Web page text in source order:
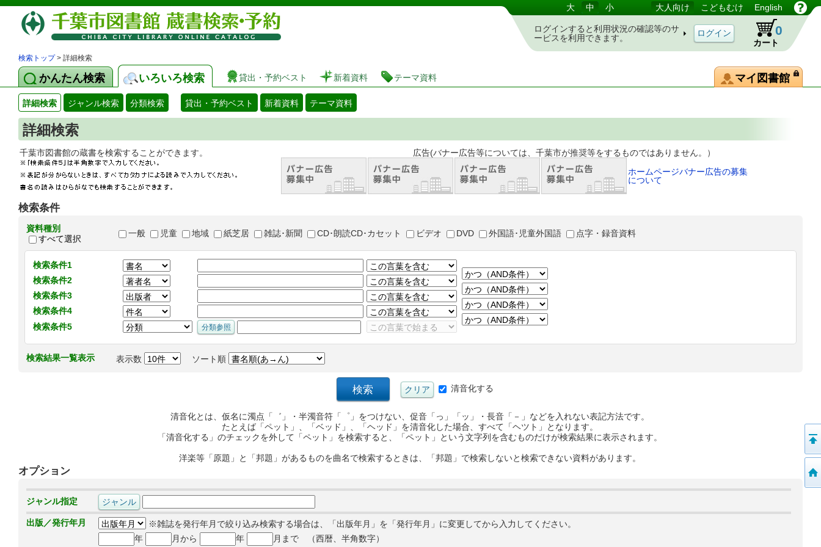
図書館 蔵書検索・予約システム 大 中 小 大人向け こどもむけ English
ログインすると利用状況の確認等のサ
ービスを利用できます。
カート
0
検索トップ> 詳細検索
かんたん検索 いろいろ検索 貸出・予約ベスト 新着資料 テーマ資料 マイ図書館
詳細検索 ジャンル検索 分類検索 貸出・予約ベスト 新着資料 テーマ資料
詳細検索
千葉市図書館の蔵書を検索することができます。 広告(バナー広告等については、千葉市が推奨等をするものではありません。）
ホームページバナー広告の募集
について
検索条件
資料種別
すべて選択
一般 児童 地域 紙芝居 雑誌･新聞 CD･朗読CD･カセット ビデオ DVD 外国語･児童外国語 点字・録音資料
検索条件1
検索条件2
検索条件3
検索条件4
検索条件5
検索結果一覧表示 表示数 ソート順
清音化する
清音化とは、仮名に濁点「゛」・半濁音符「゜」をつけない、促音「っ」「ッ」・長音「－」などを入れない表記方法です。
たとえば「ペット」、「ベッド」、「ヘッド」を清音化した場合、すべて「ヘツト」となります。
「清音化する」のチェックを外して「ペット」を検索すると、「ペット」という文字列を含むものだけが検索結果に表示されます。
洋楽等「原題」と「邦題」があるものを曲名で検索するときは、「邦題」で検索しないと検索できない資料があります。
オプション
ジャンル指定
出版／発行年月
※雑誌を発行年月で絞り込み検索する場合は、「出版年月」を「発行年月」に変更してから入力してください。
年
月から 年 月まで （西暦、半角数字）